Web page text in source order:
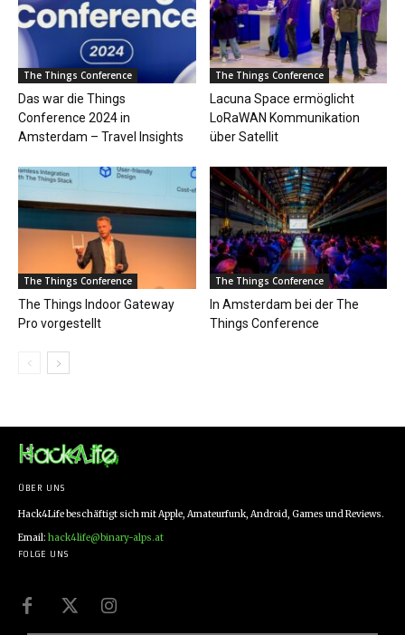
The Things Conference
Das war die Things
Conference 2024 in
Amsterdam – Travel Insights
The Things Conference
Lacuna Space ermöglicht
LoRaWAN Kommunikation
über Satellit
The Things Conference
The Things Indoor Gateway
Pro vorgestellt
The Things Conference
In Amsterdam bei der The
Things Conference
ÜBER UNS
Hack4Life beschäftigt sich mit Apple, Amateurfunk, Android, Games und Reviews.
Email: hack4life@binary-alps.at
FOLGE UNS